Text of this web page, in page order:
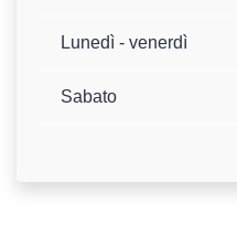
Lunedì - venerdì
Sabato